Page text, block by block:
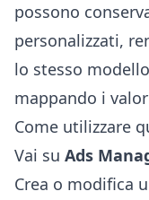
possono
personalizzati,
lo stesso
mappando i
Come utilizzare
Vai su Ads
Crea o modifica